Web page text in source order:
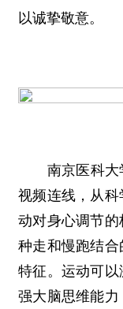
以诚挚敬意。
南京医科大
视频连线，从
动对身心调节
种走和慢跑结
特征。运动可
强大脑思维能